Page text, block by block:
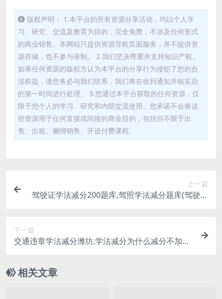
版权声明： 1.本平台的所有资源分享活动，均以个人学
习、研究、交流及教育为目的，完全免费，不涉及任何形式
的商业销售。本网站只提供资源导航页面服务，并不提供资
源存储，也不参与录制。 2.我们坚决尊重并支持知识产权。
如果任何资源的版权方认为本平台的分享行为侵犯了您的合
法权益，请您务必与我们联系，我们将在收到通知并核实后
的第一时间进行处理。 3.您通过本平台获取的任何资源，仅
限于您个人的学习、研究和内部交流使用。您承诺不会将这
些资源用于任何直接或间接的商业目的，包括但不限于出
售、出租、捆绑销售、开设付费课程。
上一篇
驾驶证学法减分200题库,驾照学法减分题库(驾驶证
下一篇
交通违章学法减分潍坊,学法减分为什么减分不加分
相关文章